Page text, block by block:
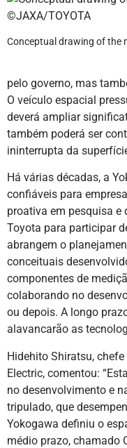
Conceptual drawing of the
pelo governo, mas
O veículo espacial
deverá ampliar
também poderá ser
ininterrupta da
Há várias décadas, a
confiáveis ​​para
proativa em pesquisa e
Toyota para participar
abrangem o
conceituais
componentes de
colaborando no
ou depois. A longo
alavancarão as
Hidehito Shiratsu,
Electric, comentou:
no desenvolvimento e
tripulado, que
Yokogawa definiu o
médio prazo, chamado